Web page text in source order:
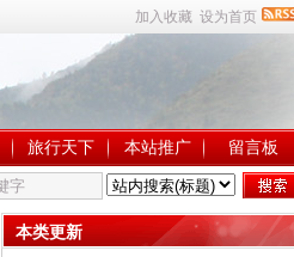
加入收藏 设为首页
旅行天下 本站推广 留言板
本类更新